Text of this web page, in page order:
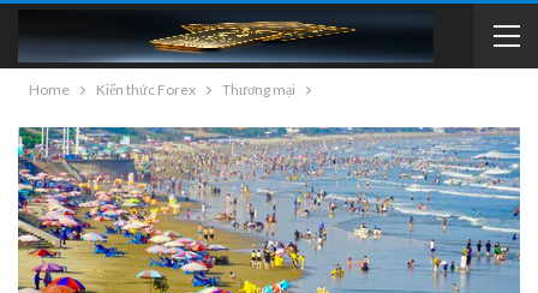
Home Kiến thức Forex Thương mại